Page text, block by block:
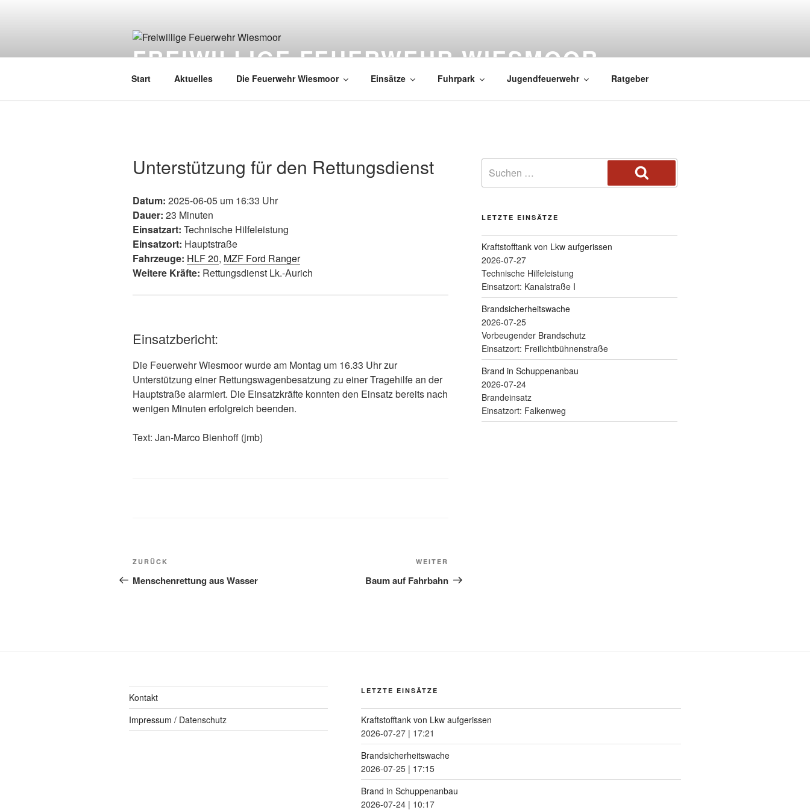
FREIWILLIGE FEUERWEHR WIESMOOR
Start Aktuelles Die Feuerwehr Wiesmoor Einsätze Fuhrpark Jugendfeuerwehr Ratgeber
Unterstützung für den Rettungsdienst
Datum: 2025-06-05 um 16:33 Uhr
Dauer: 23 Minuten
Einsatzart: Technische Hilfeleistung
Einsatzort: Hauptstraße
Fahrzeuge: HLF 20, MZF Ford Ranger
Weitere Kräfte: Rettungsdienst Lk.-Aurich
Einsatzbericht:
Die Feuerwehr Wiesmoor wurde am Montag um 16.33 Uhr zur
Unterstützung einer Rettungswagenbesatzung zu einer Tragehilfe an der
Hauptstraße alarmiert. Die Einsatzkräfte konnten den Einsatz bereits nach
wenigen Minuten erfolgreich beenden.
Text: Jan-Marco Bienhoff (jmb)
ZURÜCK
Menschenrettung aus Wasser
WEITER
Baum auf Fahrbahn
LETZTE EINSÄTZE
Kraftstofftank von Lkw aufgerissen
2026-07-27
Technische Hilfeleistung
Einsatzort: Kanalstraße I
Brandsicherheitswache
2026-07-25
Vorbeugender Brandschutz
Einsatzort: Freilichtbühnenstraße
Brand in Schuppenanbau
2026-07-24
Brandeinsatz
Einsatzort: Falkenweg
Kontakt
Impressum / Datenschutz
LETZTE EINSÄTZE
Kraftstofftank von Lkw aufgerissen
2026-07-27| 17:21
Brandsicherheitswache
2026-07-25| 17:15
Brand in Schuppenanbau
2026-07-24| 10:17